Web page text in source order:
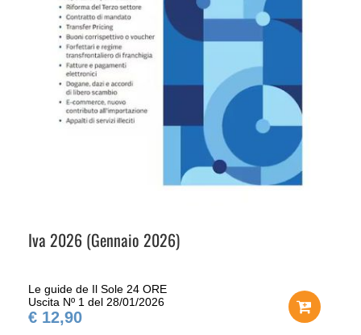
Iva 2026 (Gennaio 2026)
Le guide de Il Sole 24 ORE
Uscita Nº 1 del 28/01/2026
€ 12,90